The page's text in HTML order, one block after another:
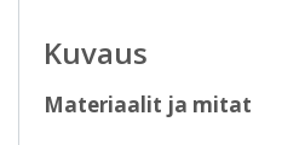
Kuvaus
Materiaalit ja mitat